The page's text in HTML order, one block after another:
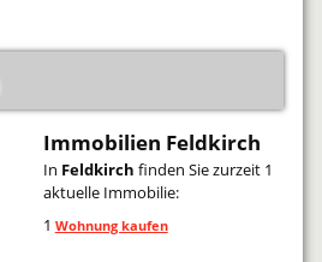
Immobilien Feldkirch
In Feldkirch finden Sie zurzeit 1
aktuelle Immobilie:
1 Wohnung kaufen